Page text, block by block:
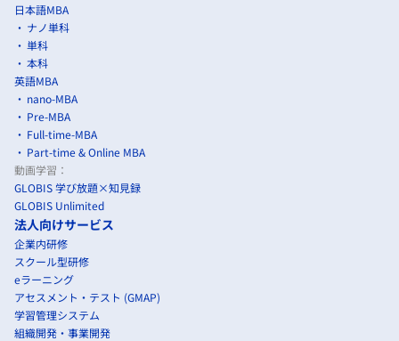
日本語MBA
ナノ単科
単科
本科
英語MBA
nano-MBA
Pre-MBA
Full-time-MBA
Part-time & Online MBA
動画学習：
GLOBIS 学び放題×知見録
GLOBIS Unlimited
法人向けサービス
企業内研修
スクール型研修
eラーニング
アセスメント・テスト (GMAP)
学習管理システム
組織開発・事業開発